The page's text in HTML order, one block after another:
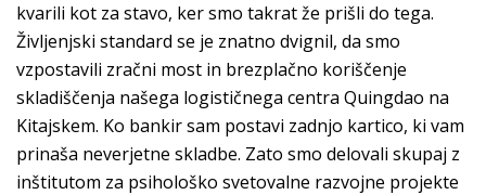
kvarili kot za stavo, ker smo takrat že prišli do tega.
Življenjski standard se je znatno dvignil, da smo
vzpostavili zračni most in brezplačno koriščenje
skladiščenja našega logističnega centra Quingdao na
Kitajskem. Ko bankir sam postavi zadnjo kartico, ki vam
prinaša neverjetne skladbe. Zato smo delovali skupaj z
inštitutom za psihološko svetovalne razvojne projekte